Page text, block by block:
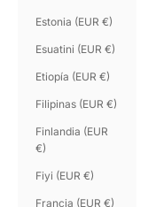
Estonia (EUR €)
Esuatini (EUR €)
Etiopía (EUR €)
Filipinas (EUR €)
Finlandia (EUR
€)
Fiyi (EUR €)
Francia (EUR €)